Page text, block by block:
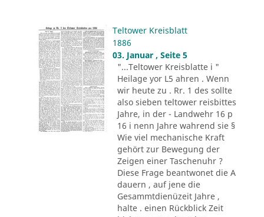
Teltower Kreisblatt
1886
03. Januar , Seite 5
"...Teltower Kreisblatte i "
Heilage yor L5 ahren . Wenn
wir heute zu . Rr. 1 des sollte
also sieben teltower reisbittes
Jahre, in der - Landwehr 16 p
16 i nenn Jahre wahrend sie §
Wie viel mechanische Kraft
gehört zur Bewegung der
Zeigen einer Taschenuhr ?
Diese Frage beantwonet die A
dauern , auf jene die
Gesammtdienüzeit Jahre ,
halte . einen Rückblick Zeit